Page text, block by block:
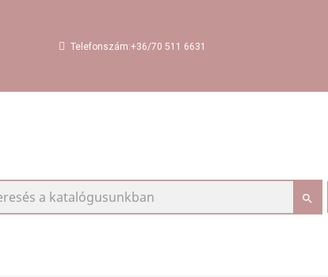
Telefonszám:+36/70 511 6631
